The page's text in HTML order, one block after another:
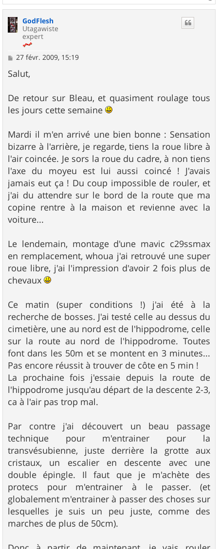
a
GodFlesh
Utagawiste
expert
M
s
s
g
e
27 févr. 2009, 15:19
Salut,
De retour sur Bleau, et quasiment roulage tous
les jours cette semaine
Mardi il m'en arrivé une bien bonne : Sensation
bizarre à l'arrière, je regarde, tiens la roue libre à
l'air coincée. Je sors la roue du cadre, à non tiens
l'axe du moyeu est lui aussi coincé ! J'avais
jamais eut ça ! Du coup impossible de rouler, et
j'ai du attendre sur le bord de la route que ma
copine rentre à la maison et revienne avec la
voiture...
Le lendemain, montage d'une mavic c29ssmax
en remplacement, whoua j'ai retrouvé une super
roue libre, j'ai l'impression d'avoir 2 fois plus de
chevaux
Ce matin (super conditions !) j'ai été à la
recherche de bosses. J'ai testé celle au dessus du
cimetière, une au nord est de l'hippodrome, celle
sur la route au nord de l'hippodrome. Toutes
font dans les 50m et se montent en 3 minutes...
Pas encore réussit à trouver de côte en 5 min !
La prochaine fois j'essaie depuis la route de
l'hippodrome jusqu'au départ de la descente 2-3,
ca à l'air pas trop mal.
Par contre j'ai découvert un beau passage
technique pour m'entrainer pour la
transvésubienne, juste derrière la grotte aux
cristaux, un escalier en descente avec une
double épingle. Il faut que je m'achète des
protecs pour m'entrainer à le passer. (et
globalement m'entrainer à passer des choses sur
lesquelles je suis un peu juste, comme des
marches de plus de 50cm).